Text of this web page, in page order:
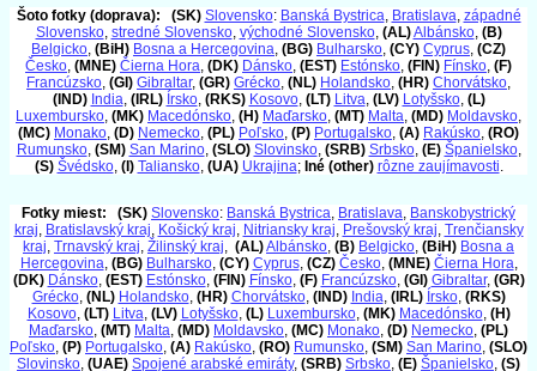
Šoto fotky (doprava): (SK) Slovensko: Banská Bystrica, Bratislava, západné
Slovensko, stredné Slovensko, východné Slovensko, (AL)Albánsko, (B)
Belgicko, (BiH) Bosna a Hercegovina, (BG) Bulharsko, (CY) Cyprus, (CZ)
Česko, (MNE) Čierna Hora, (DK) Dánsko, (EST) Estónsko, (FIN) Fínsko, (F)
Francúzsko, (GI) Gibraltar, (GR) Grécko, (NL) Holandsko, (HR) Chorvátsko,
(IND) India, (IRL) Írsko, (RKS) Kosovo, (LT) Litva, (LV) Lotyšsko, (L)
Luxembursko, (MK) Macedónsko, (H) Maďarsko, (MT) Malta, (MD) Moldavsko,
(MC) Monako, (D) Nemecko, (PL) Poľsko, (P) Portugalsko, (A) Rakúsko, (RO)
Rumunsko, (SM) San Marino, (SLO) Slovinsko, (SRB) Srbsko, (E) Španielsko,
(S) Švédsko, (I) Taliansko, (UA) Ukrajina; Iné (other) rôzne zaujímavosti.
Fotky miest: (SK) Slovensko: Banská Bystrica, Bratislava, Banskobystrický
kraj, Bratislavský kraj, Košický kraj, Nitriansky kraj, Prešovský kraj, Trenčiansky
kraj, Trnavský kraj, Žilinský kraj, (AL)Albánsko, (B) Belgicko, (BiH) Bosna a
Hercegovina, (BG) Bulharsko, (CY) Cyprus, (CZ) Česko, (MNE) Čierna Hora,
(DK) Dánsko, (EST) Estónsko, (FIN) Fínsko, (F) Francúzsko, (GI) Gibraltar, (GR)
Grécko, (NL) Holandsko, (HR) Chorvátsko, (IND) India, (IRL) Írsko, (RKS)
Kosovo, (LT) Litva, (LV) Lotyšsko, (L) Luxembursko, (MK) Macedónsko, (H)
Maďarsko, (MT) Malta, (MD) Moldavsko, (MC) Monako, (D) Nemecko, (PL)
Poľsko, (P) Portugalsko, (A) Rakúsko, (RO) Rumunsko, (SM) San Marino, (SLO)
Slovinsko, (UAE) Spojené arabské emiráty, (SRB) Srbsko, (E) Španielsko, (S)